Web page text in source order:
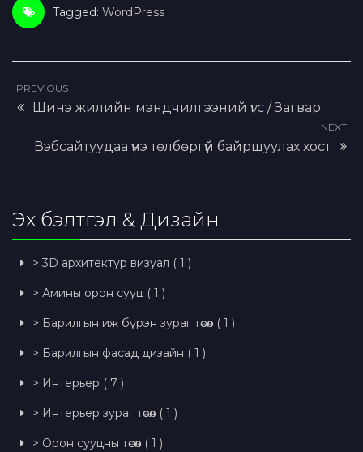
Tagged: WordPress
PREVIOUS
Шинэ жилийн мэндчилгээний үгс / Загвар
NEXT
Вэбсайтуудаа үнэ төлбөргүй байршуулах хост
Эх бэлтгэл & Дизайн
> 3D архитектур визуал ( 1 )
> Амины орон сууц ( 1 )
> Барилгын иж бүрэн зураг төсөл ( 1 )
> Барилгын фасад дизайн ( 1 )
> Интерьер ( 7 )
> Интерьер зураг төсөл ( 1 )
> Орон сууцны төсөл ( 1 )